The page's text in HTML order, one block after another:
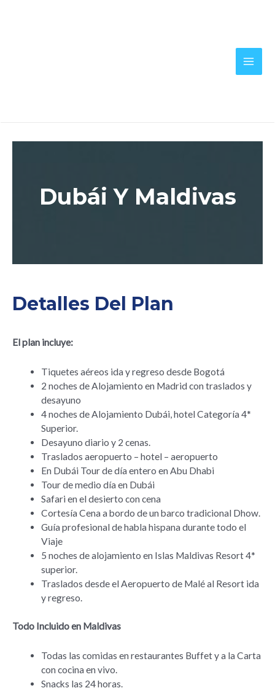
Dubái Y Maldivas
Detalles Del Plan
El plan incluye:
Tiquetes aéreos ida y regreso desde Bogotá
2 noches de Alojamiento en Madrid con traslados y
desayuno
4 noches de Alojamiento Dubái, hotel Categoría 4*
Superior.
Desayuno diario y 2 cenas.
Traslados aeropuerto – hotel – aeropuerto
En Dubái Tour de día entero en Abu Dhabi
Tour de medio día en Dubái
Safari en el desierto con cena
Cortesía Cena a bordo de un barco tradicional Dhow.
Guía profesional de habla hispana durante todo el
Viaje
5 noches de alojamiento en Islas Maldivas Resort 4*
superior.
Traslados desde el Aeropuerto de Malé al Resort ida
y regreso.
Todo Incluido en Maldivas
Todas las comidas en restaurantes Buffet y a la Carta
con cocina en vivo.
Snacks las 24 horas.